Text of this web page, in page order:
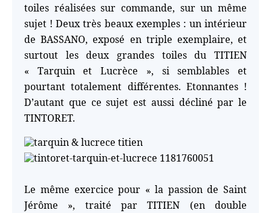
toiles réalisées sur commande, sur un même
sujet ! Deux très beaux exemples : un intérieur
de BASSANO, exposé en triple exemplaire, et
surtout les deux grandes toiles du TITIEN
« Tarquin et Lucrèce », si semblables et
pourtant totalement différentes. Etonnantes !
D’autant que ce sujet est aussi décliné par le
TINTORET.
Le même exercice pour « la passion de Saint
Jérôme », traité par TITIEN (en double